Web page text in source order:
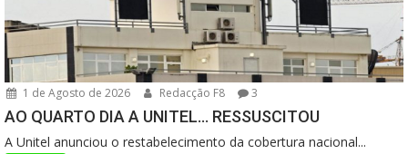
1 de Agosto de 2026 Redacção F8 3
AO QUARTO DIA A UNITEL… RESSUSCITOU
A Unitel anunciou o restabelecimento da cobertura nacional...